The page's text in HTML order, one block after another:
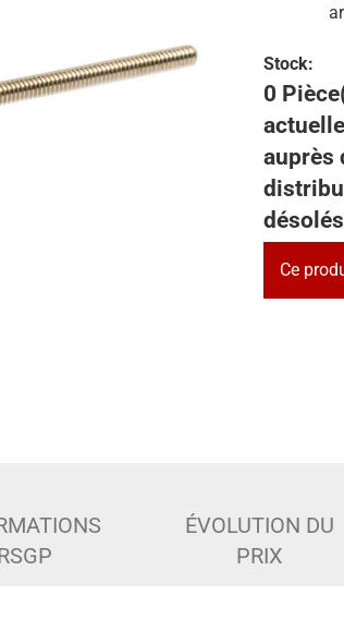
Stock:
0
auprès
Ce
ÉVOLUTION DU
PRIX